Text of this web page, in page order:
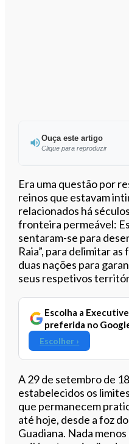
Ouça este artigo
Clique para reproduzir
Ouvir
Era uma questão por
reinos que estavam
relacionados há
fronteira permeável:
sentaram-se para
Raia”, para delimitar
duas nações para
seus respetivos
Escolha a
preferida no
Escolher ›
A 29 de setembro de
estabelecidos os
que permanecem
até hoje, desde a foz
Guadiana. Nada